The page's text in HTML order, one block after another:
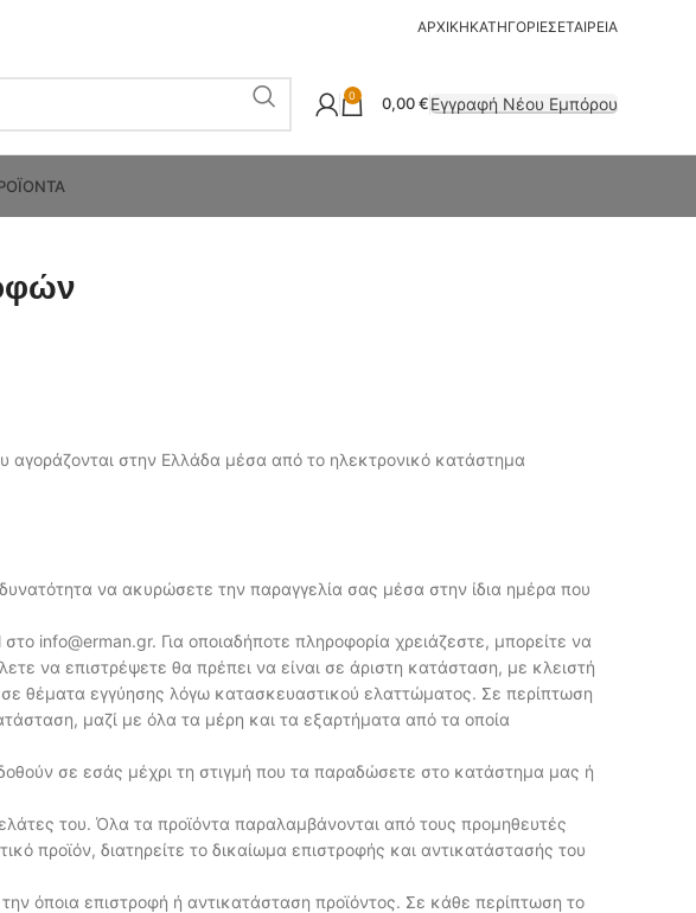
ΑΡΧΙΚΗΚΑΤΗΓΟΡΙΕΣΕΤΑΙΡΕΙΑ
0 0,00€Εγγραφή Νέου Εμπόρου
αγοράζονται στην Ελλάδα μέσα από το ηλεκτρονικό κατάστημα
να ακυρώσετε την παραγγελία σας μέσα στην ίδια ημέρα που
info@erman.gr. Για οποιαδήποτε πληροφορία χρειάζεστε, μπορείτε να
να επιστρέψετε θα πρέπει να είναι σε άριστη κατάσταση, με κλειστή
σε θέματα εγγύησης λόγω κατασκευαστικού ελαττώματος. Σε περίπτωση
μαζί με όλα τα μέρη και τα εξαρτήματα από τα οποία
σε εσάς μέχρι τη στιγμή που τα παραδώσετε στο κατάστημα μας ή
του. Όλα τα προϊόντα παραλαμβάνονται από τους προμηθευτές
προϊόν, διατηρείτε το δικαίωμα επιστροφής και αντικατάστασής του
όποια επιστροφή ή αντικατάσταση προϊόντος. Σε κάθε περίπτωση το